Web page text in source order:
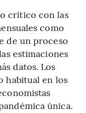
crítico con las
como
de un proceso
estimaciones
datos. Los
habitual en los
única.